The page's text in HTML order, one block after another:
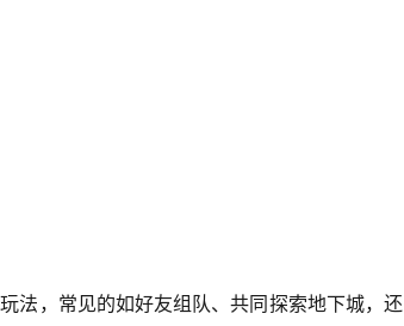
法，常见的如好友组队、共同探索地下城，还